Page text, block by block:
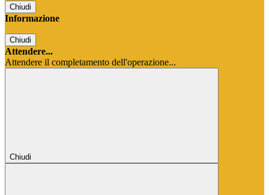
Chiudi
Informazione
Chiudi
Attendere...
Attendere il completamento dell'operazione...
Chiudi